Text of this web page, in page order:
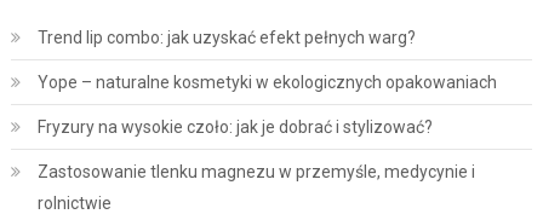
Trend lip combo: jak uzyskać efekt pełnych warg?
Yope – naturalne kosmetyki w ekologicznych opakowaniach
Fryzury na wysokie czoło: jak je dobrać i stylizować?
Zastosowanie tlenku magnezu w przemyśle, medycynie i
rolnictwie